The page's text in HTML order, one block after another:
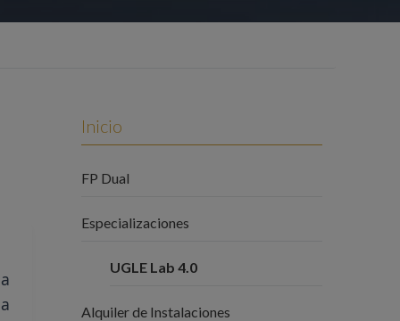
Inicio
FP Dual
Especializaciones
UGLE Lab 4.0
Alquiler de Instalaciones